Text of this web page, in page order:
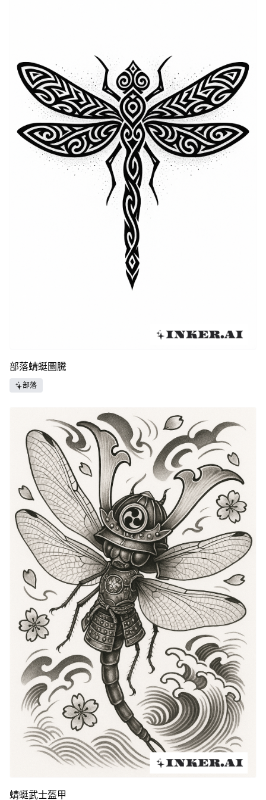
部落蜻蜓圖騰
部落
蜻蜓武士盔甲